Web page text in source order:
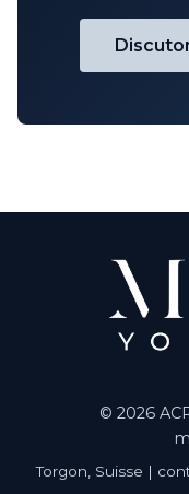
© 2026
Torgon, Suisse |